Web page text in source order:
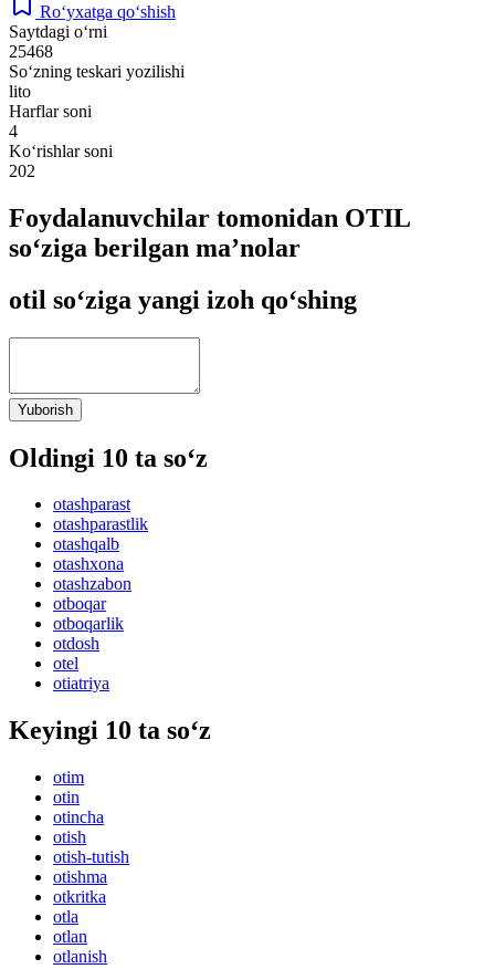
Ro‘yxatga qo‘shish
Saytdagi o‘rni
25468
So‘zning teskari yozilishi
lito
Harflar soni
4
Ko‘rishlar soni
202
Foydalanuvchilar tomonidan OTIL
so‘ziga berilgan ma’nolar
otil so‘ziga yangi izoh qo‘shing
Yuborish
Oldingi 10 ta so‘z
otashparast
otashparastlik
otashqalb
otashxona
otashzabon
otboqar
otboqarlik
otdosh
otel
otiatriya
Keyingi 10 ta so‘z
otim
otin
otincha
otish
otish-tutish
otishma
otkritka
otla
otlan
otlanish